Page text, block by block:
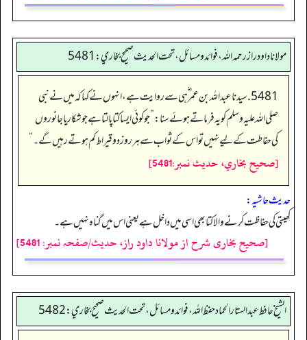
مولانا داود راز رحمه الله، فوائد و مسائل، تحت الحديث صحيح بخاري: 5481
5481. سیدنا عبداللہ بن عمر ؓ ہی سے روایت ہے، انہوں نے کہا کہ میں نے نبی
صلی اللہ علیہ وسلم کو یہ فرماتے ہوئے سنا:”جو کوئی ایسا کتا پالتا ہے جو شکار یا جانوروں
کی حفاطت کے لیے نہیں تو اس کے ثواب سے ہر روز دو قیراط کم ہوتے رہیں گے۔“
[صحيح بخاري، حديث نمبر:5481]
حدیث حاشیہ:
کھیتی کی حفاظت کرنے والا کتا بھی اسی میں داخل ہے یعنی اس میں گناہ نہیں ہے۔
[صحیح بخاری شرح از مولانا داود راز، حدیث/صفحہ نمبر: 5481]
الشيخ حافط عبدالستار الحماد حفظ الله، فوائد و مسائل، تحت الحديث صحيح بخاري:5482